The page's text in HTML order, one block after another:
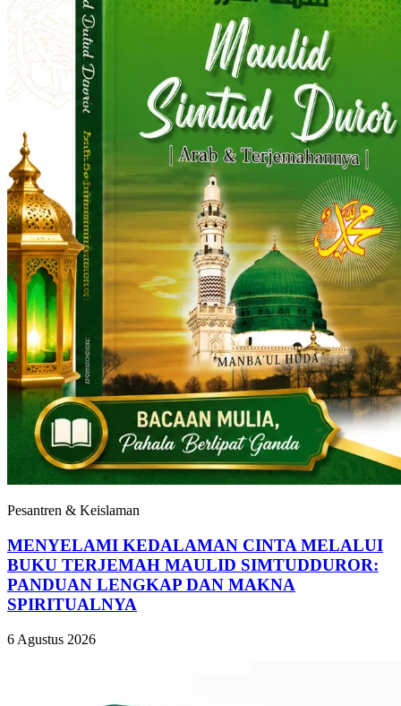
Pesantren & Keislaman
MENYELAMI KEDALAMAN CINTA MELALUI
BUKU TERJEMAH MAULID SIMTUDDUROR:
PANDUAN LENGKAP DAN MAKNA
SPIRITUALNYA
6 Agustus 2026